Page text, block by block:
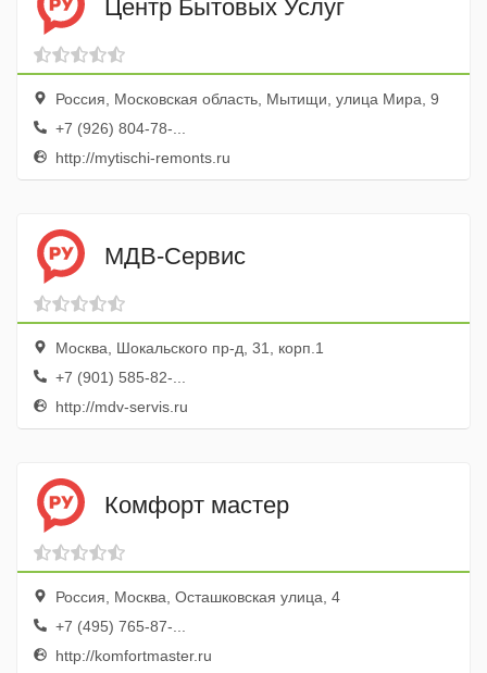
Центр Бытовых Услуг
Россия, Московская область, Мытищи, улица Мира, 9
+7 (926) 804-78-...
http://mytischi-remonts.ru
МДВ-Сервис
Москва, Шокальского пр-д, 31, корп.1
+7 (901) 585-82-...
http://mdv-servis.ru
Комфорт мастер
Россия, Москва, Осташковская улица, 4
+7 (495) 765-87-...
http://komfortmaster.ru